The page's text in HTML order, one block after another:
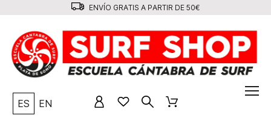
ENVÍO GRATIS A PARTIR DE 50€
ES EN